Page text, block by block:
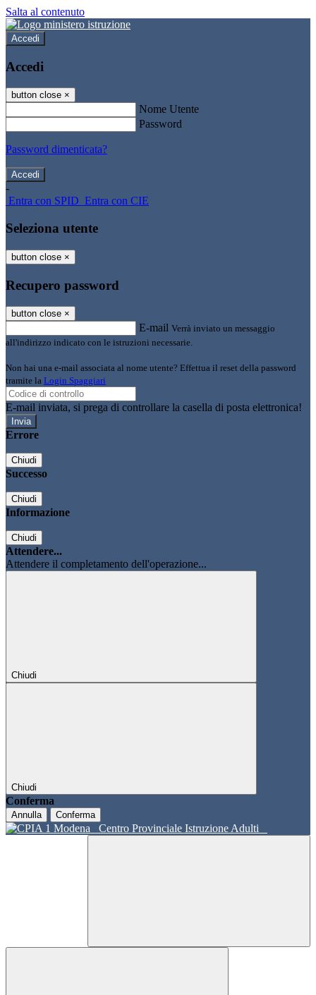
Salta al contenuto
Accedi
Accedi
button close ×
Nome Utente
Password
Password dimenticata?
-
Entra con SPID Entra con CIE
Seleziona utente
button close ×
Recupero password
button close ×
E-mail Verrà inviato un messaggio
all'indirizzo indicato con le istruzioni necessarie.
Non hai una e-mail associata al nome utente? Effettua il reset della password
tramite la Login Spaggiari
E-mail inviata, si prega di controllare la casella di posta elettronica!
Errore
Chiudi
Successo
Chiudi
Informazione
Chiudi
Attendere...
Attendere il completamento dell'operazione...
Chiudi
Chiudi
Conferma
Annulla Conferma
Centro Provinciale Istruzione Adulti